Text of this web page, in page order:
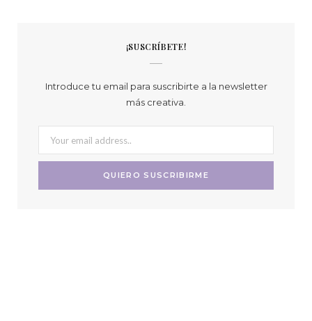
¡SUSCRÍBETE!
Introduce tu email para suscribirte a la newsletter
más creativa.